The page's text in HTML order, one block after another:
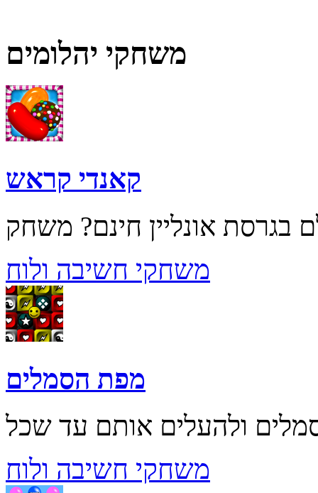
משחקי יהלומים
קאנדי קראש
משחקי חשיבה ולוח
מפת הסמלים
משחקי חשיבה ולוח